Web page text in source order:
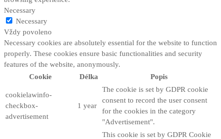
Necessary
Necessary
Vždy povoleno
Necessary cookies are absolutely essential for the website to function
properly. These cookies ensure basic functionalities and security
features of the website, anonymously.
Cookie
Délka Popis
cookielawinfo-
checkbox-
advertisement
1 year
The cookie is set by GDPR cookie
consent to record the user consent
for the cookies in the category
"Advertisement".
This cookie is set by GDPR Cookie